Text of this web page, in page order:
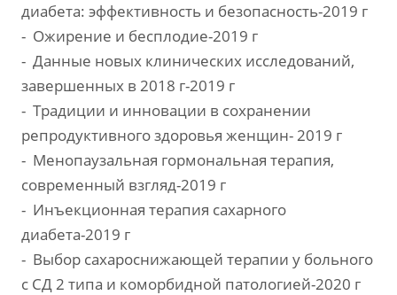
диабета: эффективность и безопасность-2019 г
- Ожирение и бесплодие-2019 г
- Данные новых клинических исследований,
завершенных в 2018 г-2019 г
- Традиции и инновации в сохранении
репродуктивного здоровья женщин- 2019 г
- Менопаузальная гормональная терапия,
современный взгляд-2019 г
- Инъекционная терапия сахарного
диабета-2019 г
- Выбор сахароснижающей терапии у больного
с СД 2 типа и коморбидной патологией-2020 г